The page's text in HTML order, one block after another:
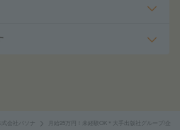
株式会社パソナ
月給25万円！未経験OK＊大手出版社グループ/企